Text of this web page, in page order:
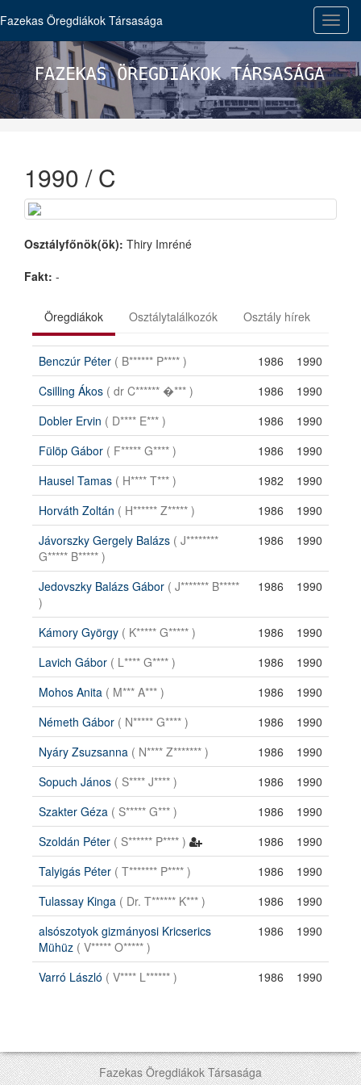
Fazekas Öregdiákok Társasága
1990 / C
Osztályfőnök(ök): Thiry Imréné
Fakt: -
Öregdiákok Osztálytalálkozók Osztály hírek
Benczúr Péter ( B****** P**** ) 1986
1990
Csilling Ákos ( dr C****** �*** ) 1986
1990
Dobler Ervin ( D**** E*** ) 1986
1990
Fülöp Gábor ( F***** G**** ) 1986
1990
Hausel Tamas ( H**** T*** ) 1982
1990
Horváth Zoltán ( H****** Z***** ) 1986
1990
Jávorszky Gergely Balázs ( J********
G***** B***** )
1986 1990
Jedovszky Balázs Gábor ( J******* B*****
)
1986 1990
Kámory György ( K***** G***** ) 1986
1990
Lavich Gábor ( L**** G**** ) 1986
1990
Mohos Anita ( M*** A*** ) 1986
1990
Németh Gábor ( N***** G**** ) 1986
1990
Nyáry Zsuzsanna ( N**** Z******* ) 1986
1990
Sopuch János ( S**** J**** ) 1986
1990
Szakter Géza ( S***** G*** ) 1986
1990
Szoldán Péter ( S****** P**** ) 1986
1990
Talyigás Péter ( T******* P**** ) 1986
1990
Tulassay Kinga ( Dr. T****** K*** ) 1986
1990
alsószotyok gizmányosi Kricserics
Mühüz ( V***** O***** )
1986 1990
Varró László ( V**** L****** ) 1986 1990
Fazekas Öregdiákok Társasága